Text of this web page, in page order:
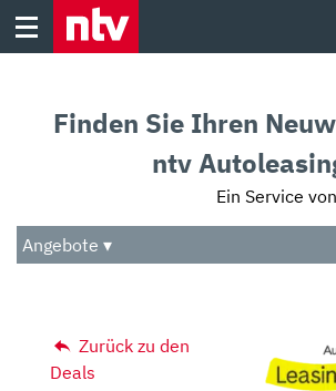
Skip
Audio
Das Beste
Finden Sie Ihren
ntv
Ein Service von
Angebote ▾
Zurück zu den
Deals